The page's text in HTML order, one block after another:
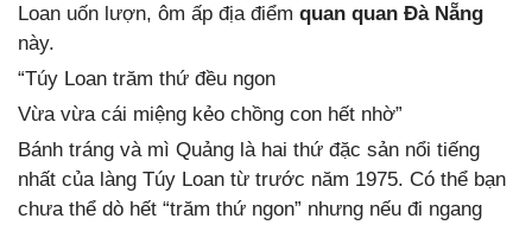
Loan uốn lượn, ôm ấp địa điểm quan quan Đà Nẵng
này.
“Túy Loan trăm thứ đều ngon
Vừa vừa cái miệng kẻo chồng con hết nhờ”
Bánh tráng và mì Quảng là hai thứ đặc sản nổi tiếng
nhất của làng Túy Loan từ trước năm 1975. Có thể bạn
chưa thể dò hết “trăm thứ ngon” nhưng nếu đi ngang